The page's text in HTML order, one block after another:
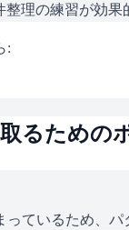
理の練習が効果
:
るための
ているため、